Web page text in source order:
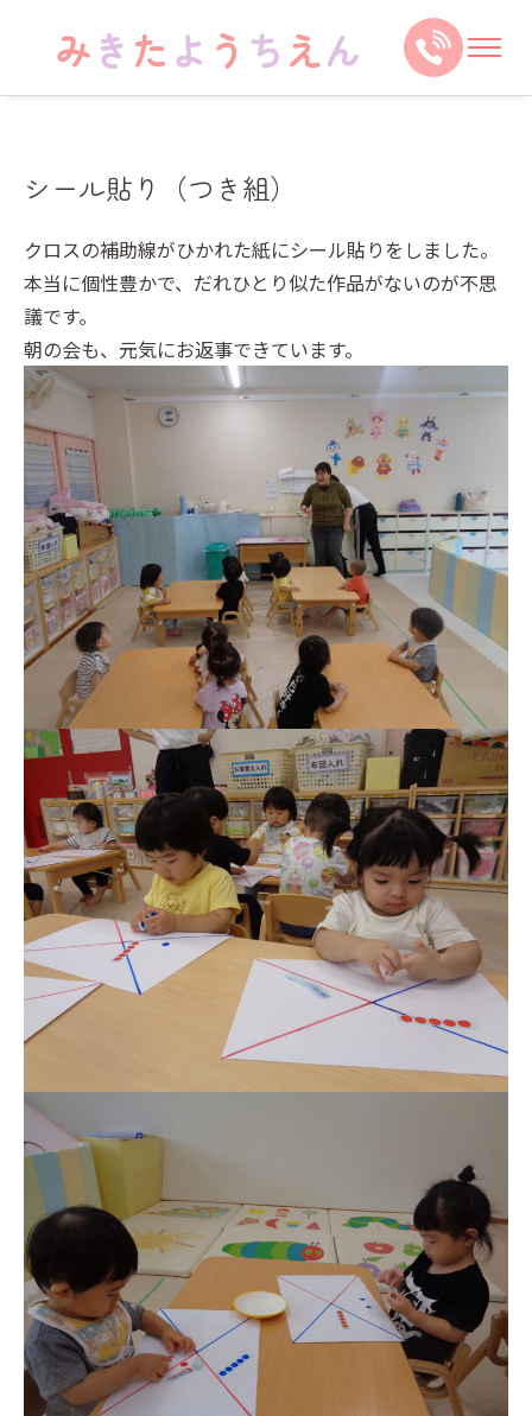
シール貼り（つき組）
クロスの補助線がひかれた紙にシール貼りをしました。
本当に個性豊かで、だれひとり似た作品がないのが不思
議です。
朝の会も、元気にお返事できています。